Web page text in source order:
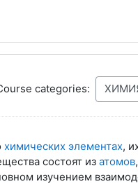
categories:
химических элементах,
состоят из атомов
изучением